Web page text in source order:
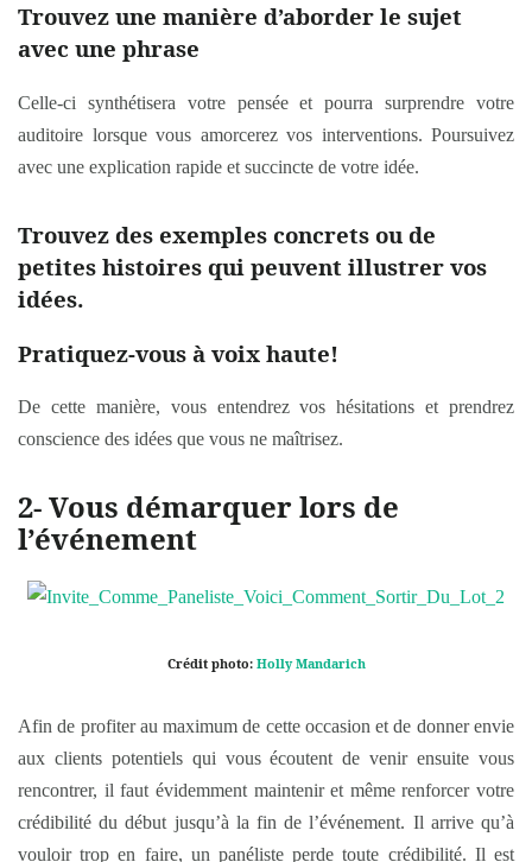
Trouvez une manière d’aborder le sujet
avec une phrase
Celle-ci synthétisera votre pensée et pourra surprendre votre
auditoire lorsque vous amorcerez vos interventions. Poursuivez
avec une explication rapide et succincte de votre idée.
Trouvez des exemples concrets ou de
petites histoires qui peuvent illustrer vos
idées.
Pratiquez-vous à voix haute!
De cette manière, vous entendrez vos hésitations et prendrez
conscience des idées que vous ne maîtrisez.
2- Vous démarquer lors de
l’événement
Crédit photo: Holly Mandarich
Afin de profiter au maximum de cette occasion et de donner envie
aux clients potentiels qui vous écoutent de venir ensuite vous
rencontrer, il faut évidemment maintenir et même renforcer votre
crédibilité du début jusqu’à la fin de l’événement. Il arrive qu’à
vouloir trop en faire, un panéliste perde toute crédibilité. Il est